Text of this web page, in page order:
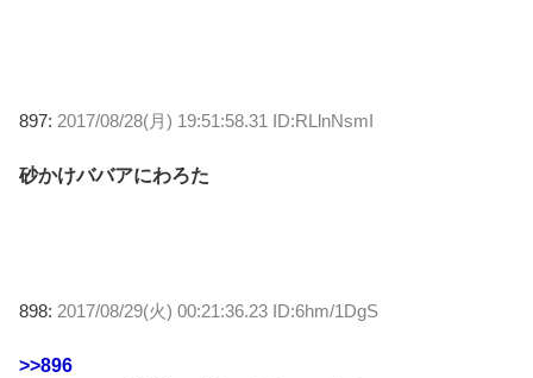
897: 2017/08/28(月) 19:51:58.31 ID:RLlnNsmI
砂かけババアにわろた
898: 2017/08/29(火) 00:21:36.23 ID:6hm/1DgS
>>896